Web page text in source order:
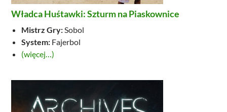
Władca Huśtawki: Szturm na Piaskownice
Mistrz Gry: Sobol
System: Fajerbol
(więcej…)